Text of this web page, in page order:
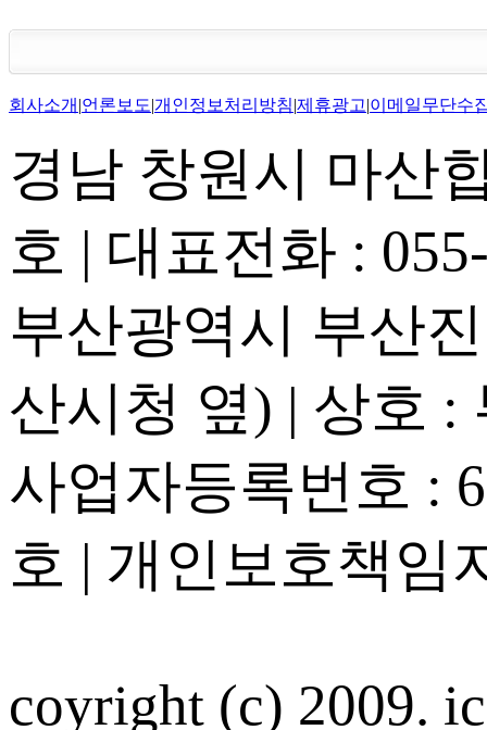
회사소개 |언론보도|개인정보처리방침|제휴광고|이메일무단수
경남 창원시 마산
호 | 대표전화 :
부산광역시 부산
산시청 옆) | 상호 :
사업자등록번호 :
호 | 개인보호책임
coyright (c) 2009.